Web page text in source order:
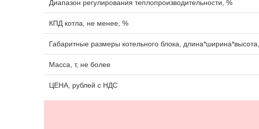
Диапазон регулирования теплопроизводительности, %
КПД котла, не менее, %
Габаритные размеры котельного блока,
Масса, т, не более
ЦЕНА, рублей с НДС